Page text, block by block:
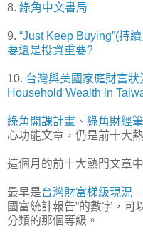
8. 綠角中文書局
9. “Just Keep Buying”(持
要還是投資重要?
10. 台灣與美國家庭財富
Household Wealth in
綠角開課計畫 、 綠角財經
心功能文章，仍是前十大
這個月的前十大熱門文章
最早是台灣財富梯級現況
國富統計報告”的數字，
分類的那個等級。